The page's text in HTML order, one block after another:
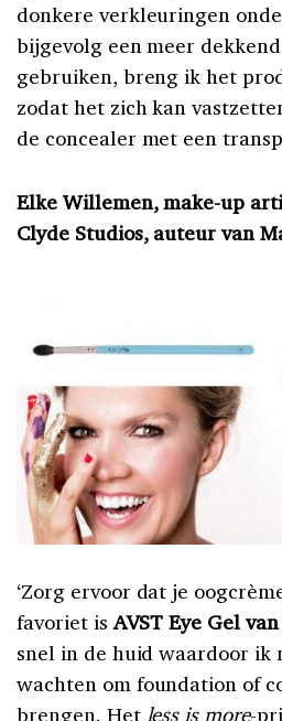
donkere verkleuringen
bijgevolg een meer
gebruiken, breng ik het
zodat het zich kan
de concealer met een
Elke Willemen, make-up
Clyde Studios, auteur van
‘Zorg ervoor dat je
favoriet isAVST Eye Gel
snel in de huid waardoor ik
wachten om foundation of
brengen. Het less is more-